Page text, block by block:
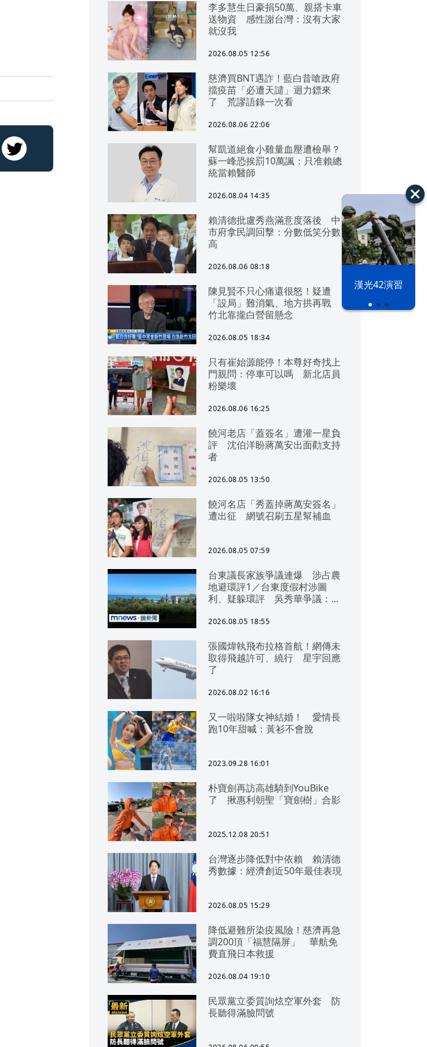
漢光42演習
李多慧生日豪捐50萬、親搭卡車
送物資 感性謝台灣：沒有大家
就沒我
2026.08.05 12:56
慈濟買BNT遇詐！藍白昔嗆政府
擋疫苗「必遭天譴」迴力鏢來
了 荒謬語錄一次看
2026.08.06 22:06
幫凱道絕食小雞量血壓遭檢舉？
蘇一峰恐挨罰10萬諷：只准賴總
統當賴醫師
2026.08.04 14:35
賴清德批盧秀燕滿意度落後 中
市府拿民調回擊：分數低笑分數
高
2026.08.06 08:18
陳見賢不只心痛還很怒！疑遭
「設局」難消氣、地方拱再戰
竹北靠攏白營留懸念
2026.08.05 18:34
只有崔始源能停！本尊好奇找上
門親問：停車可以嗎 新北店員
粉樂壞
2026.08.06 16:25
饒河老店「蓋簽名」遭灌一星負
評 沈伯洋盼蔣萬安出面勸支持
者
2026.08.05 13:50
饒河名店「秀蓋掉蔣萬安簽名」
遭出征 網號召刷五星幫補血
2026.08.05 07:59
台東議長家族爭議連爆 涉占農
地避環評1／台東度假村涉圖
利、疑躲環評 吳秀華爭議：概
2026.08.05 18:55
張國煒執飛布拉格首航！網傳未
取得飛越許可、繞行 星宇回應
了
2026.08.02 16:16
又一啦啦隊女神結婚！ 愛情長
跑10年甜喊：黃衫不會脫
2023.09.28 16:01
朴寶劍再訪高雄騎到YouBike
了 揪惠利朝聖「寶劍樹」合影
2025.12.08 20:51
台灣逐步降低對中依賴 賴清德
秀數據：經濟創近50年最佳表現
2026.08.05 15:29
降低避難所染疫風險！慈濟再急
調200頂「福慧隔屏」 華航免
費直飛日本救援
2026.08.04 19:10
民眾黨立委質詢炫空軍外套 防
長聽得滿臉問號